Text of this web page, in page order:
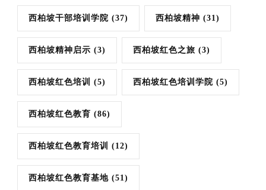
西柏坡干部培训学院 (37) 西柏坡精神 (31)
西柏坡精神启示 (3) 西柏坡红色之旅 (3)
西柏坡红色培训 (5) 西柏坡红色培训学院 (5)
西柏坡红色教育 (86)
西柏坡红色教育培训 (12)
西柏坡红色教育基地 (51)